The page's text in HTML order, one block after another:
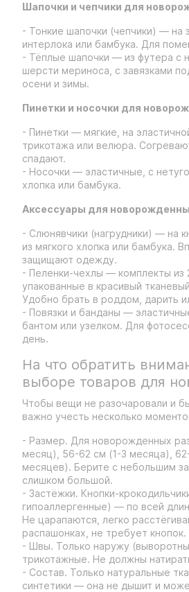
Шапочки и чепчики для
- Тонкие шапочки (чепчики) — на
интерлока или бамбука. Для
- Тёплые шапочки — из футера с
шерсти мериноса, с завязками
осени и зимы.
Пинетки и носочки для
- Пинетки — мягкие, на
трикотажа или велюра.
спадают.
- Носочки — эластичные, с
хлопка или бамбука.
Аксессуары для
- Слюнявчики (нагрудники) — на
из мягкого хлопка или бамбука.
защищают одежду.
- Пеленки-чехлы — комплекты из
упакованные в красивый
Удобно брать в роддом, дарить
- Повязки и банданы —
бантом или узелком. Для
день.
На что обратить
выборе товаров для
Чтобы вещи не разочаровали и
важно учесть несколько
- Размер. Для новорожденных
месяц), 56-62 см (1-3 месяца),
месяцев). Берите с небольшим
слишком большой.
- Застёжки. Кнопки-
гипоаллергенные) — по всей
Не царапаются, легко
распашонках, не требует кнопок.
- Швы. Только наружу
трикотажные. Не должны
- Состав. Только натуральные
синтетики — она не дышит и